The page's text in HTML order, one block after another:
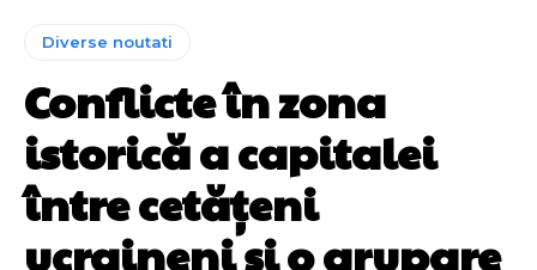
Diverse noutati
Conflicte în zona
istorică a capitalei
între cetățeni
ucraineni și o grupare